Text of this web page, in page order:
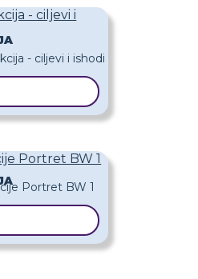
- ciljevi i
Portret BW 1